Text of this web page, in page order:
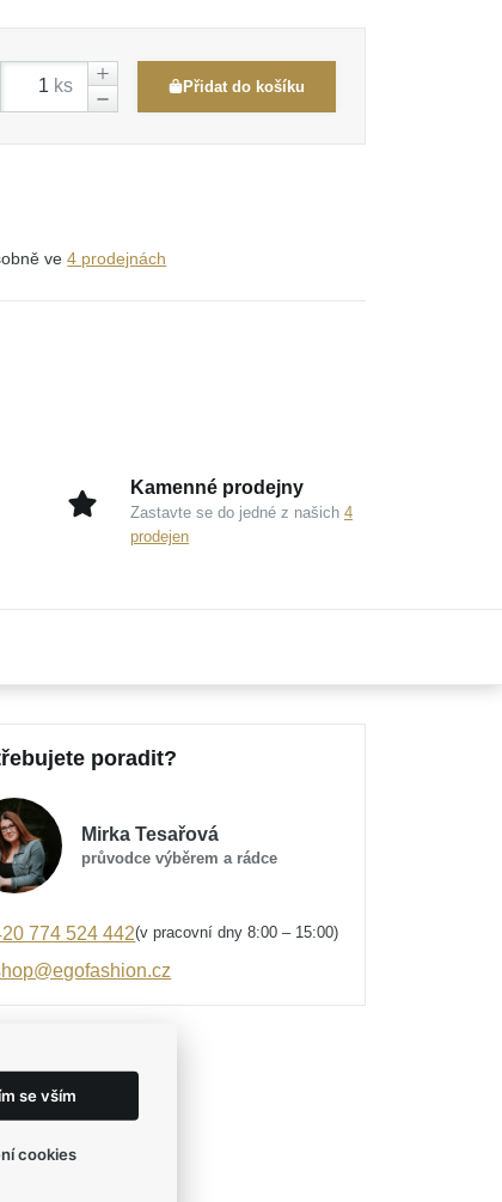
ks Přidat do košíku
ve4 prodejnách
Kamenné prodejny
Zastavte se do jedné z našich 4
prodejen
poradit?
Mirka Tesařová
průvodce výběrem a rádce
774 524 442(v pracovní dny 8:00 – 15:00)
se vším
cookies